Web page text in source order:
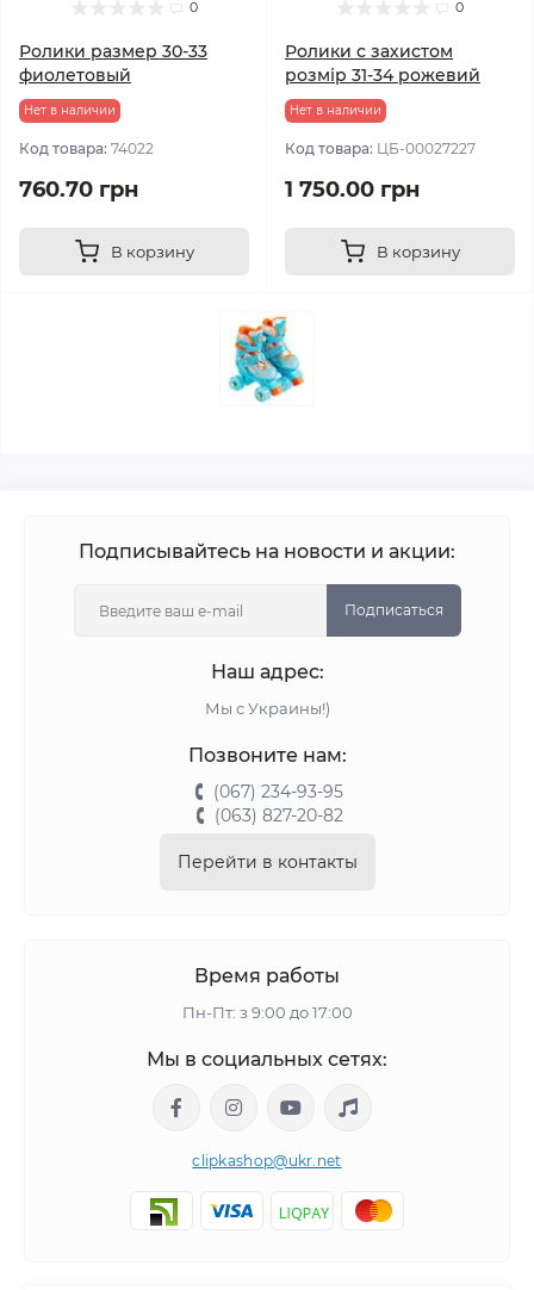
0
Ролики размер 30-33
фиолетовый
Нет в наличии
Код товара: 74022
760.70 грн
В корзину
0
Ролики с захистом
розмір 31-34 рожевий
Нет в наличии
Код товара: ЦБ-00027227
1 750.00 грн
В корзину
Подписывайтесь на новости и акции:
Подписаться
Наш адрес:
Мы с Украины!)
Позвоните нам:
(067) 234-93-95
(063) 827-20-82
Перейти в контакты
Время работы
Пн-Пт: з 9:00 до 17:00
Мы в социальных сетях:
clipkashop@ukr.net